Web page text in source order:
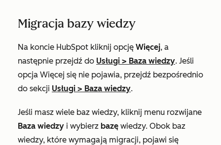
Migracja bazy wiedzy
Na koncie HubSpot kliknij opcję Więcej, a
następnie przejdź do Usługi > Baza wiedzy. Jeśli
opcja Więcej się nie pojawia, przejdź bezpośrednio
do sekcji Usługi > Baza wiedzy.
Jeśli masz wiele baz wiedzy, kliknij menu rozwijane
Baza wiedzy i wybierz bazę wiedzy. Obok baz
wiedzy, które wymagają migracji, pojawi się